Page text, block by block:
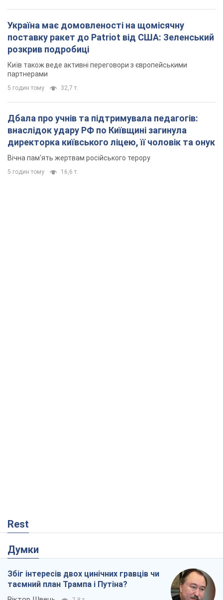
Україна має домовленості на щомісячну
поставку ракет до Patriot від США: Зеленський
розкрив подробиці
Київ також веде активні переговори з європейськими
партнерами
5 годин тому 32,7 т.
Дбала про учнів та підтримувала педагогів:
внаслідок удару РФ по Київщині загинула
директорка київського ліцею, її чоловік та онук
Вічна пам'ять жертвам російського терору
5 годин тому 16,6 т.
Rest
Думки
Збіг інтересів двох цинічних гравців чи
таємний план Трампа і Путіна?